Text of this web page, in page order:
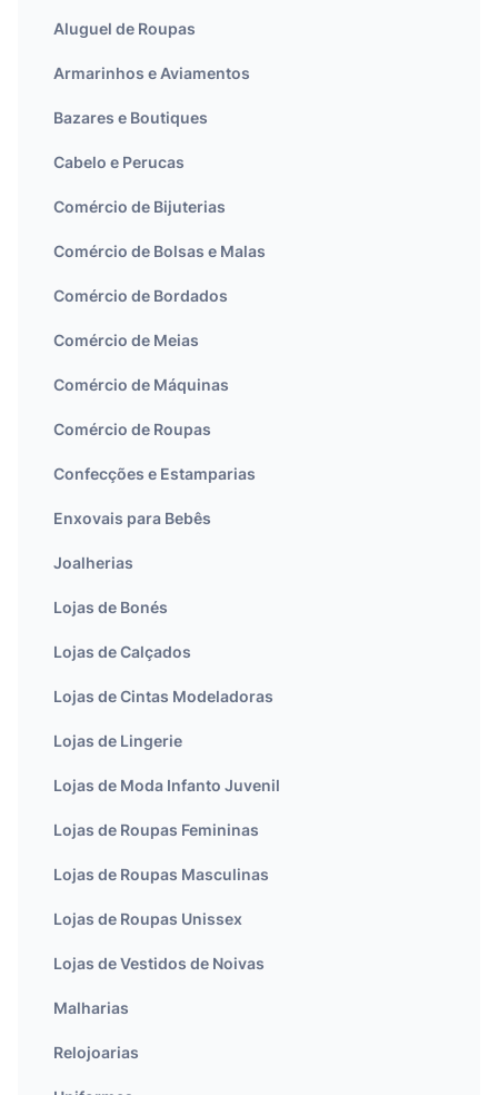
Aluguel de Roupas
Armarinhos e Aviamentos
Bazares e Boutiques
Cabelo e Perucas
Comércio de Bijuterias
Comércio de Bolsas e Malas
Comércio de Bordados
Comércio de Meias
Comércio de Máquinas
Comércio de Roupas
Confecções e Estamparias
Enxovais para Bebês
Joalherias
Lojas de Bonés
Lojas de Calçados
Lojas de Cintas Modeladoras
Lojas de Lingerie
Lojas de Moda Infanto Juvenil
Lojas de Roupas Femininas
Lojas de Roupas Masculinas
Lojas de Roupas Unissex
Lojas de Vestidos de Noivas
Malharias
Relojoarias